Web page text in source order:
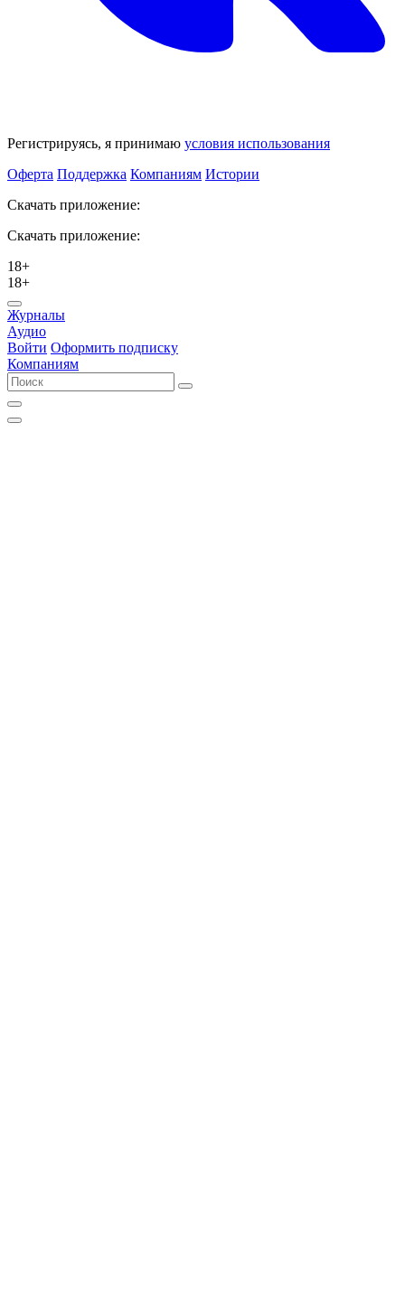
Регистрируясь, я принимаю условия использования
Оферта Поддержка Компаниям Истории
Скачать приложение:
Скачать приложение:
18+
18+
Журналы
Аудио
Войти Оформить подписку
Компаниям